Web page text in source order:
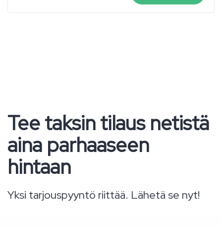
Tee taksin tilaus netistä
aina parhaaseen
hintaan
Yksi tarjouspyyntö riittää. Lähetä se nyt!